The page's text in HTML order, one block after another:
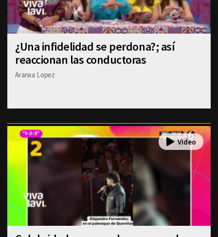
¿Una infidelidad se perdona?; así
reaccionan las conductoras
Aranxa Lopez